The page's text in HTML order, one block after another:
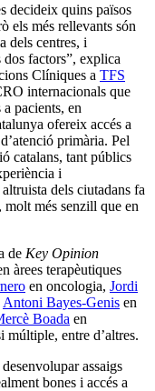
decideix quins països
els més rellevants són
dels centres, i
factors”, explica
Clíniques a TFS
internacionals que
pacients, en
ofereix accés a
primària. Pel
catalans, tant públics
i
dels ciutadans fa
molt més senzill que en
de Key Opinion
àrees terapèutiques
en oncologia, Jordi
Antoni Bayes-Genis en
Boada en
múltiple, entre d’altres.
assaigs
bones i accés a